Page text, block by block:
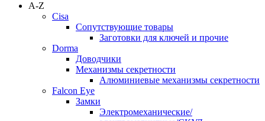
A-Z
Cisa
Сопутствующие товары
Заготовки для ключей и прочие
Dorma
Доводчики
Механизмы секретности
Алюминиевые механизмы секретности
Falcon Eye
Замки
Электромеханические/